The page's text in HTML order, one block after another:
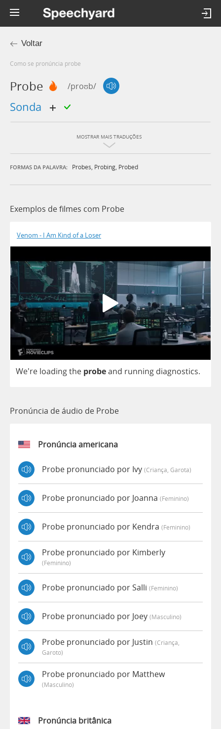
Voltar
Como se pronúncia probe
Probe /proʊb/
sonda
MOSTRAR MAIS TRADUÇÕES
FORMAS DA PALAVRA: Probes, Probing, Probed
Exemplos de filmes com Probe
Venom - I Am Kind of a Loser
We're loadingthe probeand running diagnostics.
Pronúncia de áudio de Probe
Pronúncia americana
Probe pronunciado por Ivy (criança, Garota)
Probe pronunciado por Joanna (feminino)
Probe pronunciado por Kendra (feminino)
Probe pronunciado por Kimberly
(feminino)
Probe pronunciado por Salli (feminino)
Probe pronunciado por Joey (masculino)
Probe pronunciado por Justin (criança,
Garoto)
Probe pronunciado por Matthew
(masculino)
Pronúncia britânica